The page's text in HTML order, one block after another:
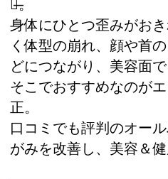
み̶。
身体にひとつ歪みがお
く体型の崩れ、顔や首
どにつながり、美容面
そこでおすすめなのが
正。
口コミでも評判のオー
がみを改善し、美容＆健